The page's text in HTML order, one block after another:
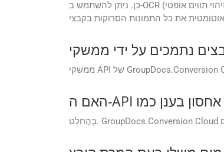
כן. ניתן להשתמש ב-OCR (זיהוי תווים אופטי) בהגדרות ה-API של GroupDocs.Conversion Cloud בעת המרת קבצי VSX סרוקים לקבצי ODP הניתנים לחיפוש. GroupDocs יחפש